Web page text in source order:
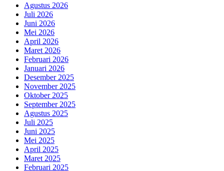
Agustus 2026
Juli 2026
Juni 2026
Mei 2026
April 2026
Maret 2026
Februari 2026
Januari 2026
Desember 2025
November 2025
Oktober 2025
September 2025
Agustus 2025
Juli 2025
Juni 2025
Mei 2025
April 2025
Maret 2025
Februari 2025